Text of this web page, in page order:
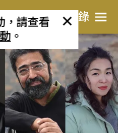
目​錄
，請查看
。